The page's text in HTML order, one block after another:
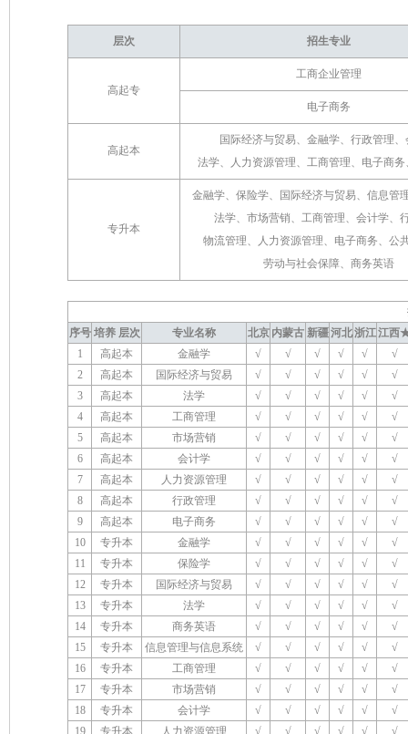
层次 招生专业
高起专
工商企业管理
电子商务
高起本
国际经济与贸易、金融学、行政管理、
法学、人力资源管理、工商管理、电子商
专升本
金融学、保险学、国际经济与贸易、信息管
法学、市场营销、工商管理、会计学、
物流管理、人力资源管理、电子商务、公
劳动与社会保障、商务英语
序号 培养 层次 专业名称 北京 内蒙古 新疆河北浙江江西
1
高起本 金融学 √ √ √ √ √
√
2
高起本 国际经济与贸易 √ √ √ √ √
√
3
高起本 法学 √ √ √ √ √
√
4
高起本 工商管理 √ √ √ √ √
√
5
高起本 市场营销 √ √ √ √ √
√
6
高起本 会计学 √ √ √ √ √
√
7
高起本 人力资源管理 √ √ √ √ √
√
8
高起本 行政管理 √ √ √ √ √
√
9
高起本 电子商务 √ √ √ √ √
√
10
专升本 金融学 √ √ √ √ √
√
11
专升本 保险学 √ √ √ √ √
√
12
专升本 国际经济与贸易 √ √ √ √ √
√
13
专升本 法学 √ √ √ √ √
√
14
专升本 商务英语 √ √ √ √ √
√
15
专升本 信息管理与信息系统 √ √ √ √ √
√
16
专升本 工商管理 √ √ √ √ √
√
17
专升本 市场营销 √ √ √ √ √
√
18
专升本 会计学 √ √ √ √ √
√
19
专升本 人力资源管理 √ √ √ √ √ √